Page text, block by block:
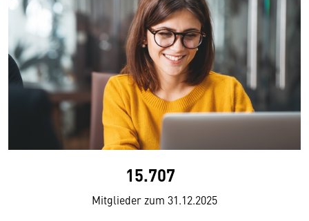
Mitglieder zum 31.12.2025